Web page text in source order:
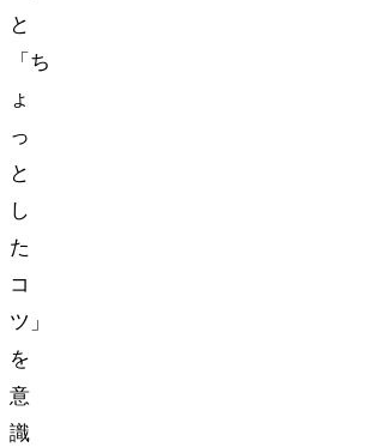
と
「ち
ょ
っ
と
し
た
コ
ツ」
を
意
識